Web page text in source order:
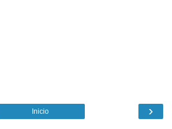
›
Inicio